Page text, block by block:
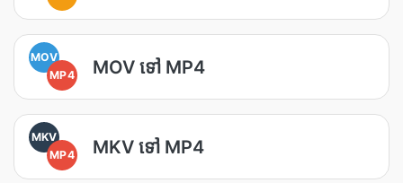
MOV
MP4
MOV ទៅ MP4
MKV
MP4
MKV ទៅ MP4